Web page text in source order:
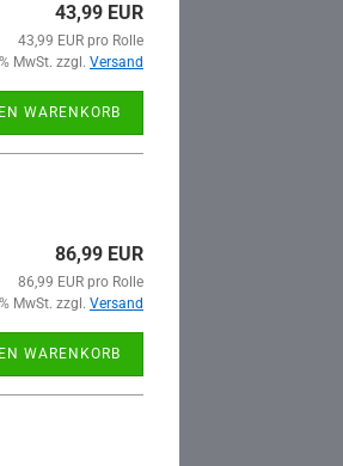
43,99 EUR
43,99 EUR pro Rolle
MwSt. zzgl. Versand
WARENKORB
86,99 EUR
86,99 EUR pro Rolle
MwSt. zzgl. Versand
WARENKORB